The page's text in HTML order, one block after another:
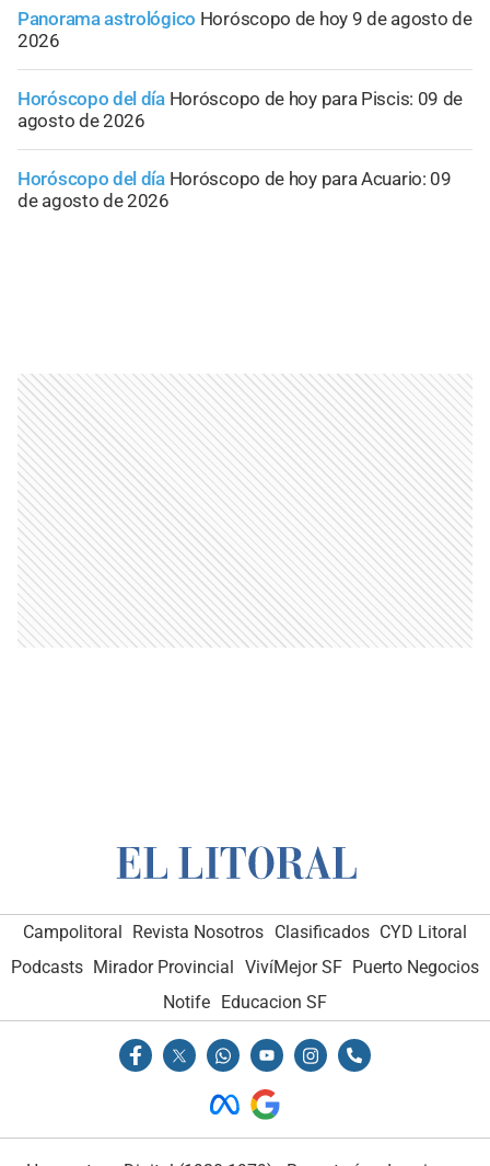
Panorama astrológico Horóscopo de hoy 9 de agosto de
2026
Horóscopo del día Horóscopo de hoy para Piscis: 09 de
agosto de 2026
Horóscopo del día Horóscopo de hoy para Acuario: 09
de agosto de 2026
Campolitoral Revista Nosotros Clasificados CYD Litoral
Podcasts Mirador Provincial VivíMejor SF Puerto Negocios
Notife Educacion SF